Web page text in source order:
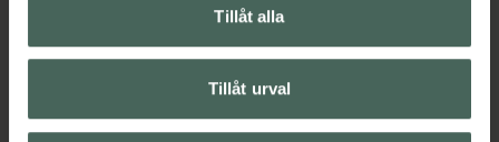
Tillåt alla
Tillåt urval